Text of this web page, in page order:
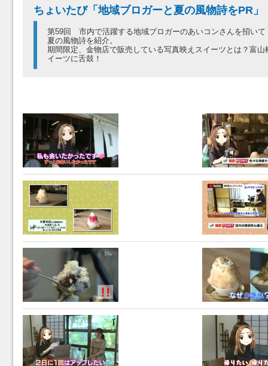
ちょいたび「地域ブロガーと夏の風物詩をPR」
第59回 市内で活躍する地域ブロガーのあいコンさんを招いて
夏の風物詩を紹介。
期間限定、金物店で販売している写真映えスイーツとは？富
イーツに舌鼓！